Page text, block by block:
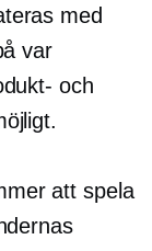
med
var
och
att spela